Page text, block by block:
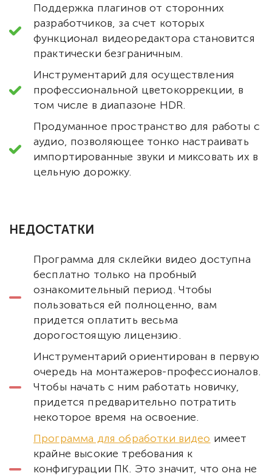
Поддержка плагинов от сторонних
разработчиков, за счет которых
функционал видеоредактора становится
практически безграничным.
Инструментарий для осуществления
профессиональной цветокоррекции, в
том числе в диапазоне HDR.
Продуманное пространство для работы с
аудио, позволяющее тонко настраивать
импортированные звуки и миксовать их в
цельную дорожку.
НЕДОСТАТКИ
Программа для склейки видео доступна
бесплатно только на пробный
ознакомительный период. Чтобы
пользоваться ей полноценно, вам
придется оплатить весьма
дорогостоящую лицензию.
Инструментарий ориентирован в первую
очередь на монтажеров-профессионалов.
Чтобы начать с ним работать новичку,
придется предварительно потратить
некоторое время на освоение.
Программа для обработки видео имеет
крайне высокие требования к
конфигурации ПК. Это значит, что она не